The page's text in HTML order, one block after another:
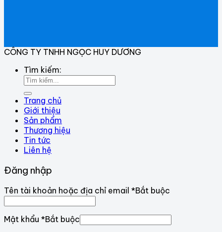
CÔNG TY TNHH NGỌC HUY DƯƠNG
Tìm kiếm:
Trang chủ
Giới thiệu
Sản phẩm
Thương hiệu
Tin tức
Liên hệ
Đăng nhập
Tên tài khoản hoặc địa chỉ email *Bắt buộc
Mật khẩu *Bắt buộc